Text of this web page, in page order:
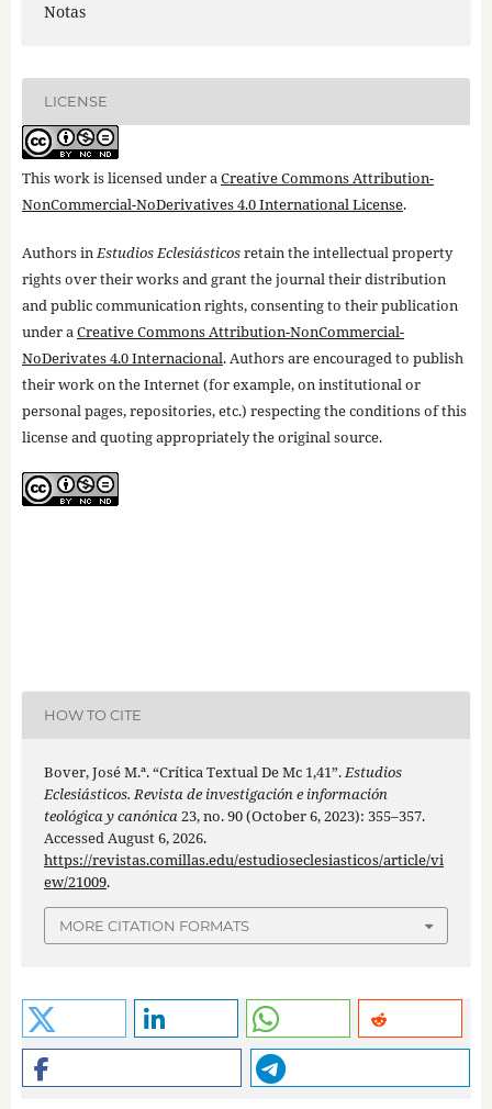
Notas
LICENSE
This work is licensed under aCreative Commons Attribution-
NonCommercial-NoDerivatives 4.0 International License.
Authors inEstudios Eclesiásticosretain the intellectual property
rights over their works and grant the journal their distribution
and public communication rights, consenting to their publication
under aCreative Commons Attribution-NonCommercial-
NoDerivates 4.0 Internacional. Authors are encouraged to publish
their work on the Internet (for example, on institutional or
personal pages, repositories, etc.) respecting the conditions of this
license and quoting appropriately the original source.
HOW TO CITE
Bover, José M.ª. “Crítica Textual De Mc 1,41”.Estudios
Eclesiásticos. Revista de investigación e información
teológica y canónica23, no. 90 (October 6, 2023): 355–357.
Accessed August 6, 2026.
https://revistas.comillas.edu/estudioseclesiasticos/article/vi
ew/21009.
MORE CITATION FORMATS